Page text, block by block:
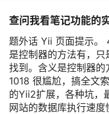
查问我看笔记功能的
题外话 Yii 页面提示。
是控制器的方法有，
找到。含义是控制器
1018 很尴尬，搞全文
的Yii2扩展，各种坑，
网站的数据库执行速